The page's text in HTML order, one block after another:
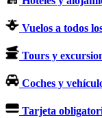
Vuelos a todos
Tours y
Coches y
Tarjeta